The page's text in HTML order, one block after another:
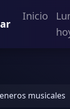
Inicio
musicales